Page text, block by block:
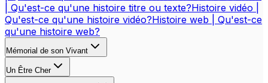
| Qu'est-ce qu'une histoire titre ou texte?Histoire vidéo |
Qu'est-ce qu'une histoire vidéo?Histoire web | Qu'est-ce
qu'une histoire web?
Mémorial de son Vivant
Un Être Cher